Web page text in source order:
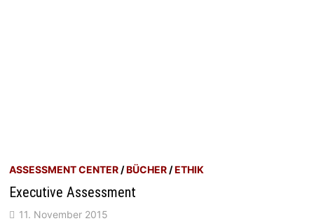
ASSESSMENT CENTER /BÜCHER /ETHIK
Executive Assessment
11. November 2015